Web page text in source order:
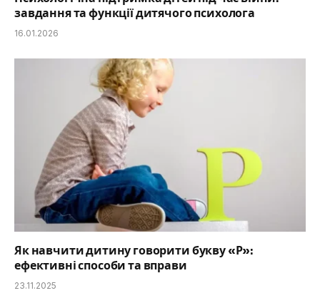
завдання та функції дитячого психолога
16.01.2026
Як навчити дитину говорити букву «Р»:
ефективні способи та вправи
23.11.2025